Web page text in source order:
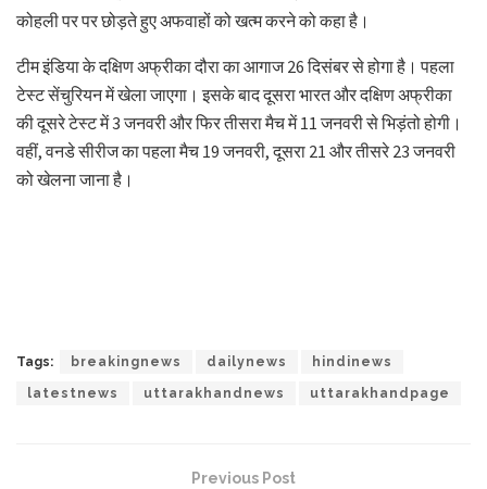
कोहली पर पर छोड़ते हुए अफवाहों को खत्म करने को कहा है।
टीम इंडिया के दक्षिण अफ्रीका दौरा का आगाज 26 दिसंबर से होगा है। पहला
टेस्ट सेंचुरियन में खेला जाएगा। इसके बाद दूसरा भारत और दक्षिण अफ्रीका
की दूसरे टेस्ट में 3 जनवरी और फिर तीसरा मैच में 11 जनवरी से भिड़ंतो होगी।
वहीं, वनडे सीरीज का पहला मैच 19 जनवरी, दूसरा 21 और तीसरे 23 जनवरी
को खेलना जाना है।
Tags: breakingnews dailynews hindinews
latestnews uttarakhandnews uttarakhandpage
Previous Post